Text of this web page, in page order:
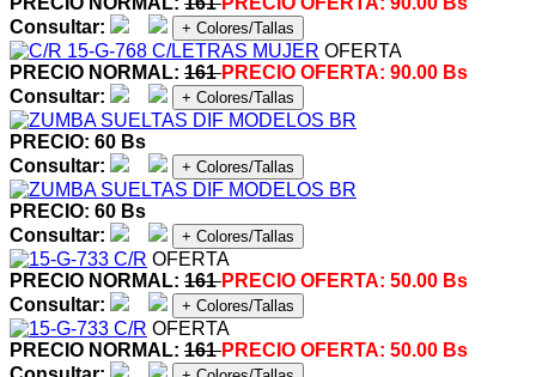
Consultar:
+ Colores/Tallas
OFERTA
PRECIO NORMAL: 161PRECIO OFERTA: 90.00 Bs
Consultar:
+ Colores/Tallas
PRECIO: 60 Bs
Consultar:
+ Colores/Tallas
PRECIO: 60 Bs
Consultar:
+ Colores/Tallas
OFERTA
PRECIO NORMAL: 161PRECIO OFERTA: 50.00 Bs
Consultar:
+ Colores/Tallas
OFERTA
PRECIO NORMAL: 161PRECIO OFERTA: 50.00 Bs